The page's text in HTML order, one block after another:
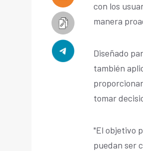
con los
manera
Diseñado
también
tomar
"El objetivo
puedan ser